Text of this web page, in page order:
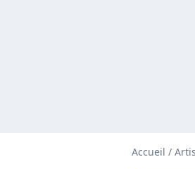
Accueil /